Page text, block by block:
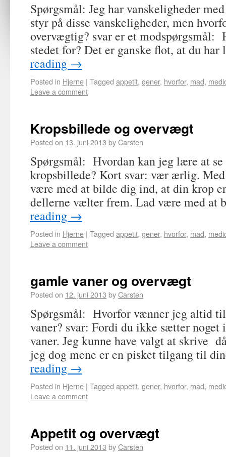
Spørgsmål: Jeg har vanskeligheder
styr på disse vanskeligheder, men
overvægtig? svar er et modspørgsmål:
stedet for? Det er ganske flot, at du
reading →
Posted in Hjerne | Tagged appetit, gener, hvorfor, mad,
Leave a comment
Kropsbillede og overvægt
Posted on 13. juni 2013 byCarsten
Spørgsmål: Hvordan kan jeg lære at
kropsbillede? Kort svar: vær ærlig.
være med at bilde dig ind, at din krop
dellerne vælter frem. Lad være med
reading →
Posted in Hjerne | Tagged appetit, gener, hvorfor, mad,
Leave a comment
gamle vaner og overvægt
Posted on 12. juni 2013 byCarsten
Spørgsmål: Hvorfor vænner jeg altid
vaner? svar: Fordi du ikke sætter noget
vaner. Jeg kunne have valgt at skrive
jeg dog mene er en pisket tilgang til
reading →
Posted in Hjerne | Tagged appetit, gener, hvorfor, mad,
Leave a comment
Appetit og overvægt
Posted on 11. juni 2013 byCarsten